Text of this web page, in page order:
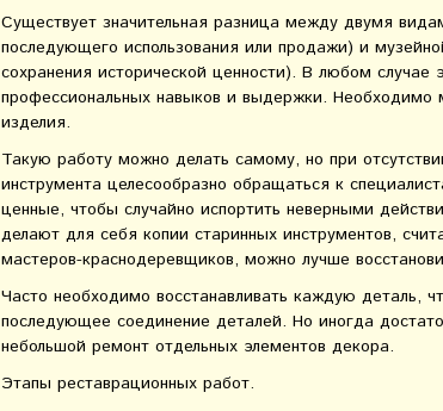
Существует значительная разница между двумя
последующего использования или продажи) и
сохранения исторической ценности). В любом
профессиональных навыков и выдержки. Необходимо
изделия.
Такую работу можно делать самому, но при
инструмента целесообразно обращаться к
ценные, чтобы случайно испортить неверными
делают для себя копии старинных инструментов,
мастеров-краснодеревщиков, можно лучше
Часто необходимо восстанавливать каждую деталь,
последующее соединение деталей. Но иногда
небольшой ремонт отдельных элементов декора.
Этапы реставрационных работ.